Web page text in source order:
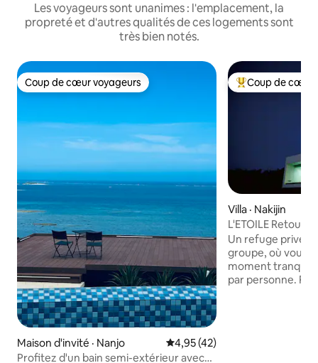
Les voyageurs sont unanimes : l'emplacement, la
propreté et d'autres qualités de ces logements sont
très bien notés.
Coup de cœur voyageurs
Coup de cœur voyageurs
Maison d'invité · Nanjo Note moyenne de 4,95 sur 5,
4,95 (42)
Profitez d'un bain semi-extérieur avec
Coup de cœur
Coup de cœur
Villa · Nakijin
L'ETOILE Retour
piscine en bord
Kourijima -
Un refuge privé,
groupe, où vous
moment
par personne.